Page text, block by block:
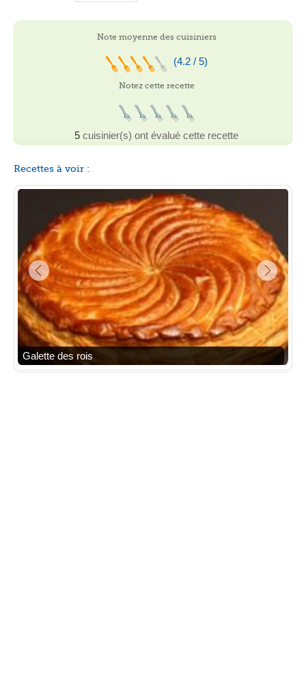
Note moyenne des cuisiniers
(4.2 / 5)
Notez cette recette
5 cuisinier(s) ont évalué cette recette
Recettes à voir :
Galette des rois